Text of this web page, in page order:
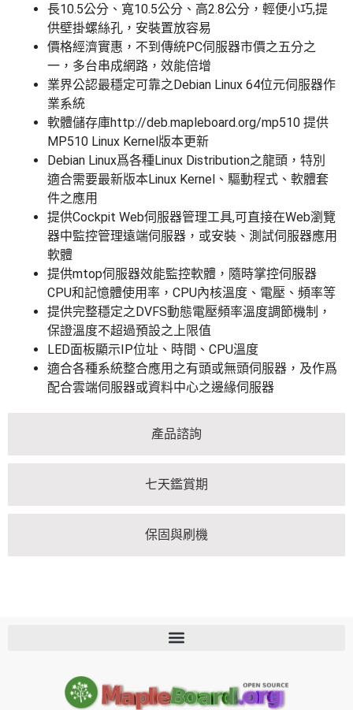
產品諮詢
七天鑑賞期
保固與刷機
長10.5公分、寬10.5公分、高2.8公分，輕便小巧,提
供壁掛螺絲孔，安裝置放容易
價格經濟實惠，不到傳統PC伺服器市價之五分之
一，多台串成網路，效能倍增
業界公認最穩定可靠之Debian Linux 64位元伺服器作
業系統
軟體儲存庫http://deb.mapleboard.org/mp510 提供
MP510 Linux Kernel版本更新
Debian Linux爲各種Linux Distribution之龍頭，特別
適合需要最新版本Linux Kernel、驅動程式、軟體套
件之應用
提供Cockpit Web伺服器管理工具,可直接在Web瀏覽
器中監控管理遠端伺服器，或安裝、測試伺服器應用
軟體
提供mtop伺服器效能監控軟體，隨時掌控伺服器
CPU和記憶體使用率，CPU內核溫度、電壓、頻率等
提供完整穩定之DVFS動態電壓頻率溫度調節機制，
保證溫度不超過預設之上限值
LED面板顯示IP位址、時間、CPU溫度
適合各種系統整合應用之有頭或無頭伺服器，及作爲
配合雲端伺服器或資料中心之邊緣伺服器